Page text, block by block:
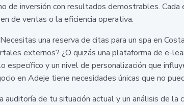
de inversión con resultados demostrables.
de ventas o la eficiencia operativa.
una reserva de citas para un spa en
externos? ¿O quizás una plataforma de e-
específico y un nivel de personalización que
en Adeje tiene necesidades únicas que no
auditoría de tu situación actual y un análisis de